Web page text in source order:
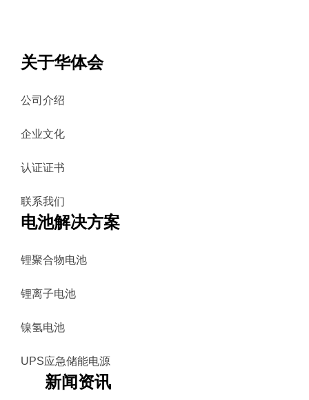
关于华体会
公司介绍
企业文化
认证证书
联系我们
电池解决方案
锂聚合物电池
锂离子电池
镍氢电池
UPS应急储能电源
新闻资讯